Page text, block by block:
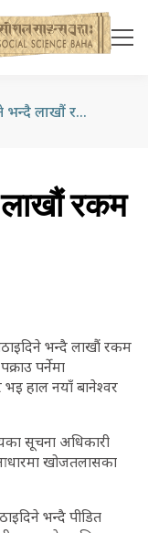
पोर्चुगल पठाइदिने भन्दै लाखौं रकम ठगी गर्ने पक्राउ
लाखौं रकम
भन्दै लाखौं रकम
पर्नेमा
हाल नयाँ बानेश्वर
सूचना अधिकारी
आधारमा खोजतलासका
भन्दै पीडित